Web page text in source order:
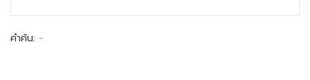
คำค้น: -